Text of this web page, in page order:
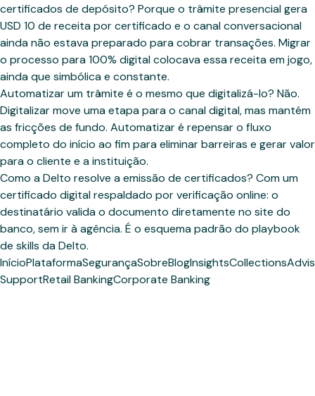
certificados de depósito? Porque o trâmite presencial gera
USD 10 de receita por certificado e o canal conversacional
ainda não estava preparado para cobrar transações. Migrar
o processo para 100% digital colocava essa receita em jogo,
ainda que simbólica e constante.
Automatizar um trâmite é o mesmo que digitalizá-lo? Não.
Digitalizar move uma etapa para o canal digital, mas mantém
as fricções de fundo. Automatizar é repensar o fluxo
completo do início ao fim para eliminar barreiras e gerar valor
para o cliente e a instituição.
Como a Delto resolve a emissão de certificados? Com um
certificado digital respaldado por verificação online: o
destinatário valida o documento diretamente no site do
banco, sem ir à agência. É o esquema padrão do playbook
de skills da Delto.
InícioPlataformaSegurançaSobreBlogInsightsCollections
SupportRetail BankingCorporate Banking